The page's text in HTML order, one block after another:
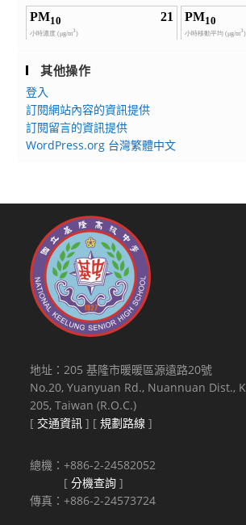
其他操作
登入
訂閱網站內容的資訊提供
訂閱留言的資訊提供
WordPress.org 台灣繁體中文
地址：205 基隆市暖暖區源遠路20號
No.20, Yuanyuan Rd., Nuannuan Dist.,
205, Taiwan (R.O.C.)
[ 交通資訊 ] [規劃路線 ]
總機：+886-2-24582052
[分機查詢 ]
傳真：+886-2-24573724